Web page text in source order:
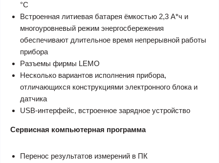
°C
Встроенная литиевая батарея ёмкостью 2,3 А*ч и
многоуровневый режим энергосбережения
обеспечивают длительное время непрерывной работы
прибора
Разъемы фирмы LEMO
Несколько вариантов исполнения прибора,
отличающихся конструкциями электронного блока и
датчика
USB-интерфейс, встроенное зарядное устройство
Сервисная компьютерная программа
Перенос результатов измерений в ПК